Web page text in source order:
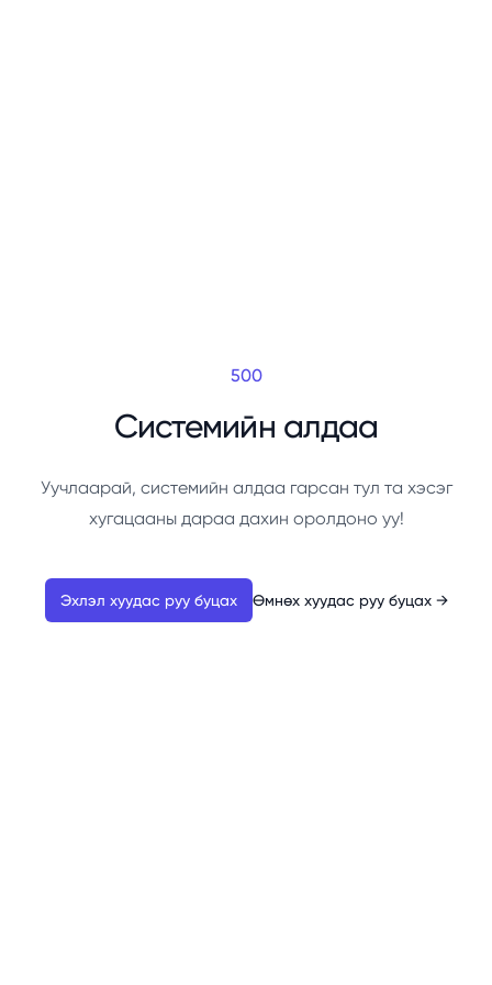
500
Системийн алдаа
Уучлаарай, системийн алдаа гарсан тул та хэсэг
хугацааны дараа дахин оролдоно уу!
Эхлэл хуудас руу буцах Өмнөх хуудас руу буцах →